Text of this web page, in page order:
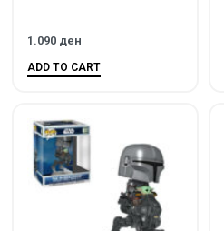
1.090 ден
ADD TO CART